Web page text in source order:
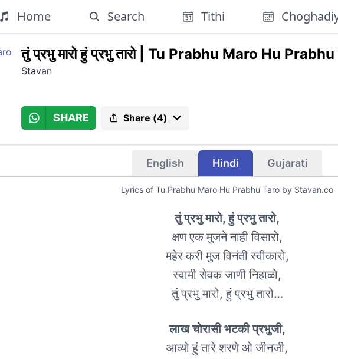
Home Search Tithi
तुं प्रभु मारो हुं प्रभु तारो| Tu Prabhu Maro Hu Prabhu
Stavan
SHARE Share (4)
English Hindi Gujarati
Lyrics of Tu Prabhu Maro Hu Prabhu Taro by Stavan.co
तुं प्रभु मारो, हुं प्रभु तारो,
क्षण एक मुजने नाही विसारो,
महेर करी मुज विनंती स्वीकारो,
स्वामी सेवक जाणी निहाळो,
तुं प्रभु मारो, हुं प्रभु तारो…
लाख चोरासी भटकी प्रभुजी,
आव्यो हुं तारे शरणे ओ जीनजी,